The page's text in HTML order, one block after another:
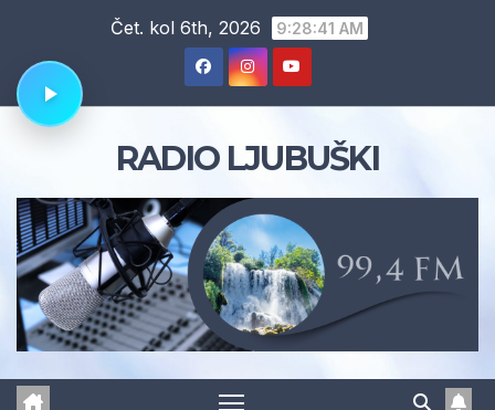
content
Čet. kol 6th, 2026 9:28:42 AM
RADIO LJUBUŠKI